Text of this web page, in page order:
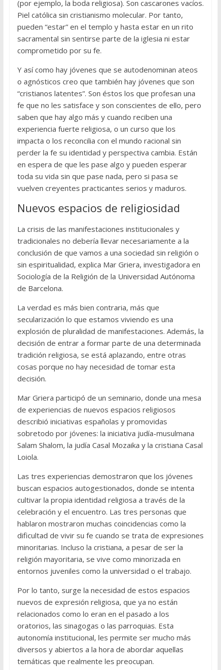
(por ejemplo, la boda religiosa). Son cascarones vacíos.
Piel católica sin cristianismo molecular. Por tanto,
pueden “estar” en el templo y hasta estar en un rito
sacramental sin sentirse parte de la iglesia ni estar
comprometido por su fe.
Y así como hay jóvenes que se autodenominan ateos
o agnósticos creo que también hay jóvenes que son
“cristianos latentes”. Son éstos los que profesan una
fe que no les satisface y son conscientes de ello, pero
saben que hay algo más y cuando reciben una
experiencia fuerte religiosa, o un curso que los
impacta o los reconcilia con el mundo racional sin
perder la fe su identidad y perspectiva cambia. Están
en espera de que les pase algo y pueden esperar
toda su vida sin que pase nada, pero si pasa se
vuelven creyentes practicantes serios y maduros.
Nuevos espacios de religiosidad
La crisis de las manifestaciones institucionales y
tradicionales no debería llevar necesariamente a la
conclusión de que vamos a una sociedad sin religión o
sin espiritualidad, explica Mar Griera, investigadora en
Sociología de la Religión de la Universidad Autónoma
de Barcelona.
La verdad es más bien contraria, más que
secularización lo que estamos viviendo es una
explosión de pluralidad de manifestaciones. Además, la
decisión de entrar a formar parte de una determinada
tradición religiosa, se está aplazando, entre otras
cosas porque no hay necesidad de tomar esta
decisión.
Mar Griera participó de un seminario, donde una mesa
de experiencias de nuevos espacios religiosos
describió iniciativas españolas y promovidas
sobretodo por jóvenes: la iniciativa judía-musulmana
Salam Shalom, la judía Casal Mozaika y la cristiana Casal
Loiola.
Las tres experiencias demostraron que los jóvenes
buscan espacios autogestionados, donde se intenta
cultivar la propia identidad religiosa a través de la
celebración y el encuentro. Las tres personas que
hablaron mostraron muchas coincidencias como la
dificultad de vivir su fe cuando se trata de expresiones
minoritarias. Incluso la cristiana, a pesar de ser la
religión mayoritaria, se vive como minorizada en
entornos juveniles como la universidad o el trabajo.
Por lo tanto, surge la necesidad de estos espacios
nuevos de expresión religiosa, que ya no están
relacionados como lo eran en el pasado a los
oratorios, las sinagogas o las parroquias. Esta
autonomía institucional, les permite ser mucho más
diversos y abiertos a la hora de abordar aquellas
temáticas que realmente les preocupan.